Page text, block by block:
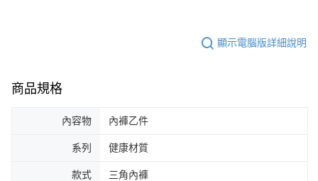
顯示電腦版詳細說明
商品規格
內容物 內褲乙件
系列 健康材質
款式 三角內褲